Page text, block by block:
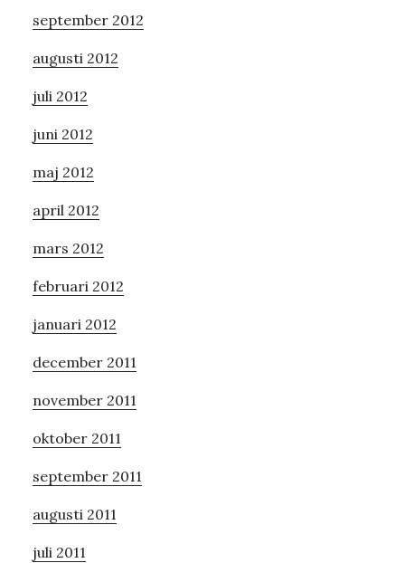
september 2012
augusti 2012
juli 2012
juni 2012
maj 2012
april 2012
mars 2012
februari 2012
januari 2012
december 2011
november 2011
oktober 2011
september 2011
augusti 2011
juli 2011